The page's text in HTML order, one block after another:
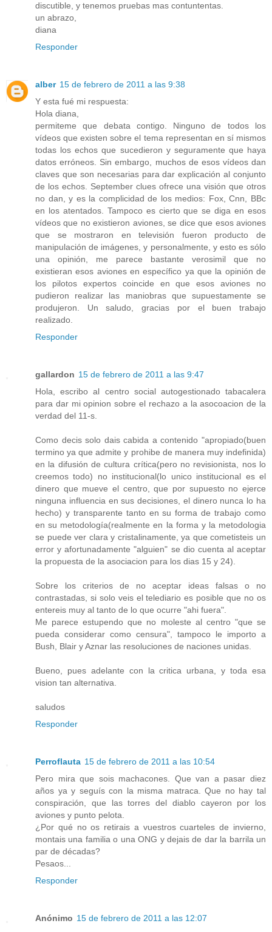
discutible, y tenemos pruebas mas contuntentas.
un abrazo,
diana
Responder
alber 15 de febrero de 2011 a las 9:38
Y esta fué mi respuesta:
Hola diana,
permiteme que debata contigo. Ninguno de todos los
vídeos que existen sobre el tema representan en sí mismos
todas los echos que sucedieron y seguramente que haya
datos erróneos. Sin embargo, muchos de esos vídeos dan
claves que son necesarias para dar explicación al conjunto
de los echos. September clues ofrece una visión que otros
no dan, y es la complicidad de los medios: Fox, Cnn, BBc
en los atentados. Tampoco es cierto que se diga en esos
vídeos que no existieron aviones, se dice que esos aviones
que se mostraron en televisión fueron producto de
manipulación de imágenes, y personalmente, y esto es sólo
una opinión, me parece bastante verosimil que no
existieran esos aviones en específico ya que la opinión de
los pilotos expertos coincide en que esos aviones no
pudieron realizar las maniobras que supuestamente se
produjeron. Un saludo, gracias por el buen trabajo
realizado.
Responder
gallardon 15 de febrero de 2011 a las 9:47
Hola, escribo al centro social autogestionado tabacalera
para dar mi opinion sobre el rechazo a la asocoacion de la
verdad del 11-s.
Como decis solo dais cabida a contenido "apropiado(buen
termino ya que admite y prohibe de manera muy indefinida)
en la difusión de cultura crítica(pero no revisionista, nos lo
creemos todo) no institucional(lo unico institucional es el
dinero que mueve el centro, que por supuesto no ejerce
ninguna influencia en sus decisiones, el dinero nunca lo ha
hecho) y transparente tanto en su forma de trabajo como
en su metodología(realmente en la forma y la metodologia
se puede ver clara y cristalinamente, ya que cometisteis un
error y afortunadamente "alguien" se dio cuenta al aceptar
la propuesta de la asociacion para los dias 15 y 24).
Sobre los criterios de no aceptar ideas falsas o no
contrastadas, si solo veis el telediario es posible que no os
entereis muy al tanto de lo que ocurre "ahi fuera".
Me parece estupendo que no moleste al centro "que se
pueda considerar como censura", tampoco le importo a
Bush, Blair y Aznar las resoluciones de naciones unidas.
Bueno, pues adelante con la critica urbana, y toda esa
vision tan alternativa.
saludos
Responder
Perroflauta 15 de febrero de 2011 a las 10:54
Pero mira que sois machacones. Que van a pasar diez
años ya y seguís con la misma matraca. Que no hay tal
conspiración, que las torres del diablo cayeron por los
aviones y punto pelota.
¿Por qué no os retirais a vuestros cuarteles de invierno,
montais una familia o una ONG y dejais de dar la barrila un
par de décadas?
Pesaos...
Responder
Anónimo 15 de febrero de 2011 a las 12:07